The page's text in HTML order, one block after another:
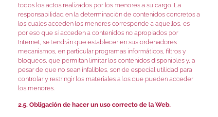
todos los actos realizados por los menores a su cargo. La
responsabilidad en la determinación de contenidos concretos a
los cuales acceden los menores corresponde a aquellos, es
por eso que si acceden a contenidos no apropiados por
Internet, se tendrán que establecer en sus ordenadores
mecanismos, en particular programas informáticos, filtros y
bloqueos, que permitan limitar los contenidos disponibles y, a
pesar de que no sean infalibles, son de especial utilidad para
controlar y restringir los materiales a los que pueden acceder
los menores.
2.5. Obligación de hacer un uso correcto de la Web.